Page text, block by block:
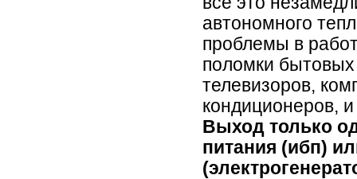
автономного
проблемы в
поломки бытовых
телевизоров,
кондиционеров, и
Выход только
питания (ибп)